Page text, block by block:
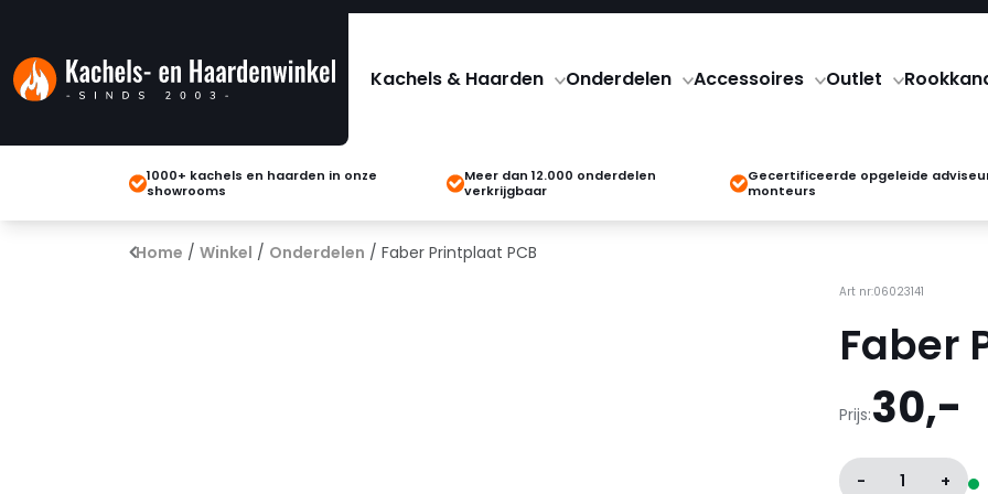
Kachels & Haarden Onderdelen Accessoires Outlet
1000+ kachels en haarden in onze
showrooms
Meer dan 12.000 onderdelen
verkrijgbaar
Gecertificeerde opgeleide
monteurs
Home / Winkel / Onderdelen / Faber Printplaat PCB
Art nr:06023141
Faber
Prijs:30,-
- 1 +